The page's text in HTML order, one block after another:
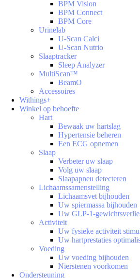
BPM Vision
BPM Connect
BPM Core
Urinelab
U-Scan Calci
U-Scan Nutrio
Slaaptracker
Sleep Analyzer
MultiScan™
BeamO
Accessoires
Withings+
Winkel op behoefte
Hart
Bewaak uw hartslag
Hypertensie beheren
Een ECG opnemen
Slaap
Verbeter uw slaap
Volg uw slaap
Slaapapneu detecteren
Lichaamssamenstelling
Lichaamsvet bijhouden
Uw spiermassa bijhouden
Uw GLP-1-
Activiteit
Uw fysieke activiteit
Uw hartprestaties
Voeding
Uw voeding bijhouden
Nierstenen voorkomen
Ondersteuning